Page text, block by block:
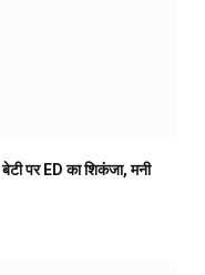
पर ED का शिकंजा, मनी